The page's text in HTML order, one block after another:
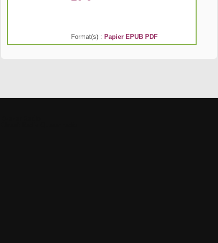
Format(s) : Papier EPUB PDF